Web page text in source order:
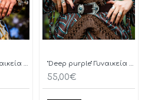
"On the road" Γυναικεία Ζώνη "Deep purple" Γυναικεία Ζώνη
55,00€